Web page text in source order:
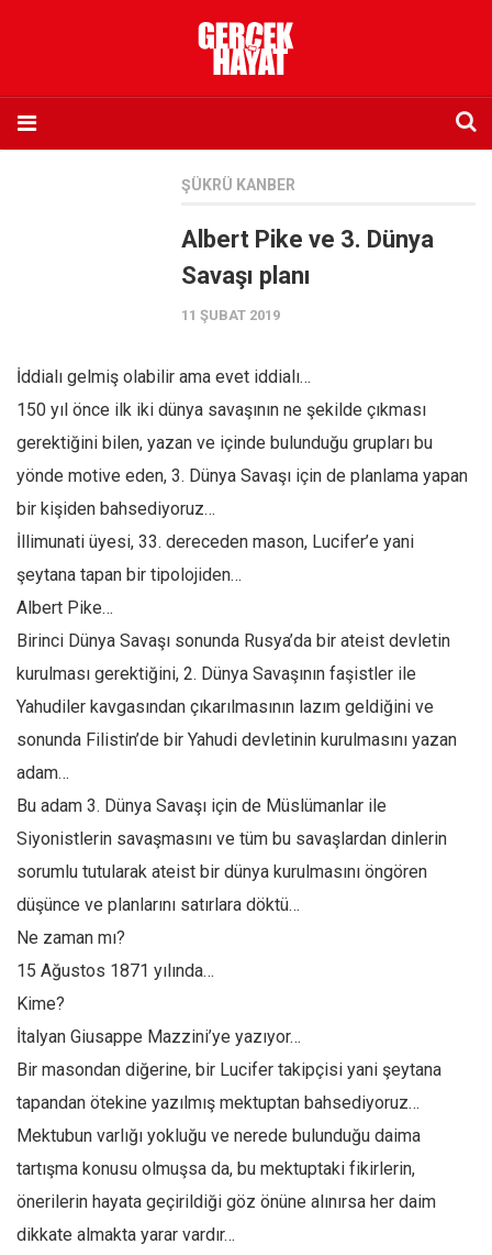
Abone olmak istiyorum
Sosyal Medya
Twitter
Facebook
Instagram
YouTube
Editörden
Mahmut Toptaş
Barış Tarımcıoğlu
Ömer Kayani
Yusuf Armağan
Hasanali Yıldırım
Leyla Şerif Emin
Selçuk Türkyılmaz
Amina S. Jenenkovic
Bağdagül Öz
Esra Elönü
» Yazar arşivi
Bu Sayı
ŞÜKRÜ KANBER
Albert Pike ve 3. Dünya
Savaşı planı
11 ŞUBAT 2019
İddialı gelmiş olabilir ama evet iddialı…
150 yıl önce ilk iki dünya savaşının ne şekilde çıkması
gerektiğini bilen, yazan ve içinde bulunduğu grupları bu
yönde motive eden, 3. Dünya Savaşı için de planlama yapan
bir kişiden bahsediyoruz…
İllimunati üyesi, 33. dereceden mason, Lucifer’e yani
şeytana tapan bir tipolojiden…
Albert Pike…
Birinci Dünya Savaşı sonunda Rusya’da bir ateist devletin
kurulması gerektiğini, 2. Dünya Savaşının faşistler ile
Yahudiler kavgasından çıkarılmasının lazım geldiğini ve
sonunda Filistin’de bir Yahudi devletinin kurulmasını yazan
adam…
Bu adam 3. Dünya Savaşı için de Müslümanlar ile
Siyonistlerin savaşmasını ve tüm bu savaşlardan dinlerin
sorumlu tutularak ateist bir dünya kurulmasını öngören
düşünce ve planlarını satırlara döktü…
Ne zaman mı?
15 Ağustos 1871 yılında…
Kime?
İtalyan Giusappe Mazzini’ye yazıyor…
Bir masondan diğerine, bir Lucifer takipçisi yani şeytana
tapandan ötekine yazılmış mektuptan bahsediyoruz…
Mektubun varlığı yokluğu ve nerede bulunduğu daima
tartışma konusu olmuşsa da, bu mektuptaki fikirlerin,
önerilerin hayata geçirildiği göz önüne alınırsa her daim
dikkate almakta yarar vardır…